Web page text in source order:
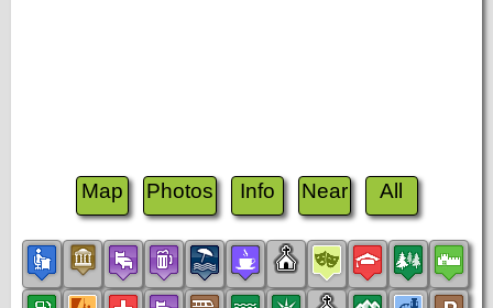
Map Photos Info Near All